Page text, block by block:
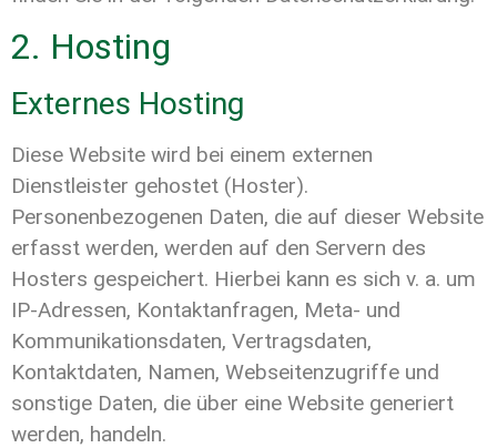
2. Hosting
Externes Hosting
Diese Website wird bei einem externen
Dienstleister gehostet (Hoster).
Personenbezogenen Daten, die auf dieser Website
erfasst werden, werden auf den Servern des
Hosters gespeichert. Hierbei kann es sich v. a. um
IP-Adressen, Kontaktanfragen, Meta- und
Kommunikationsdaten, Vertragsdaten,
Kontaktdaten, Namen, Webseitenzugriffe und
sonstige Daten, die über eine Website generiert
werden, handeln.